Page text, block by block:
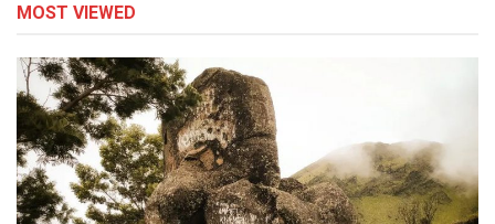
MOST VIEWED